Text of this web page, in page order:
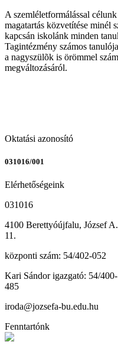
A szemléletformálással
magatartás közvetítése minél
kapcsán iskolánk minden
Tagintézmény számos
a nagyszülõk is örömmel
megváltozásáról.
Oktatási azonosító
031016/001
Elérhetőségeink
031016
4100 Berettyóújfalu, József
11.
központi szám: 54/402-052
Kari Sándor igazgató: 54/400-
485
iroda@jozsefa-bu.edu.hu
Fenntartónk